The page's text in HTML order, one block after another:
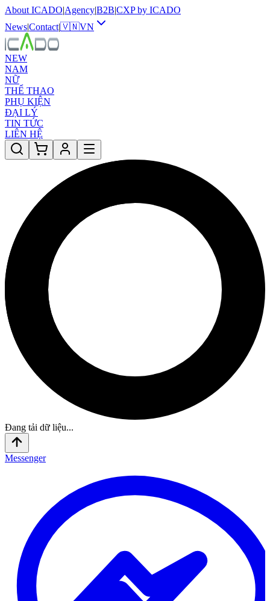
About ICADO|Agency|B2B|CXP by ICADO
News|Contact|🇻🇳VN
NEW
NAM
NỮ
THỂ THAO
PHỤ KIỆN
ĐẠI LÝ
TIN TỨC
LIÊN HỆ
Đang tải dữ liệu...
Messenger